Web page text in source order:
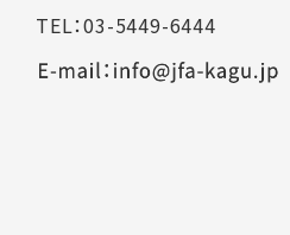
TEL：03-5449-6444